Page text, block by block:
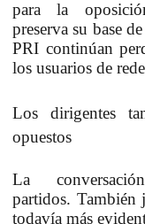
para la
preserva su base
PRI continúan
los usuarios de
Los dirigentes
opuestos
La
partidos. También
todavía más